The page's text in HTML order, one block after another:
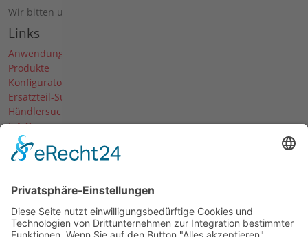
Wir bitten um telefonische Anmeldung.
Links
Anwendungen
Produkte
Konfigurator
Ersatzteil-Suche
Händlersuche
F.A.Q.
Downloads
Forum
Unternehmen
Über uns
News